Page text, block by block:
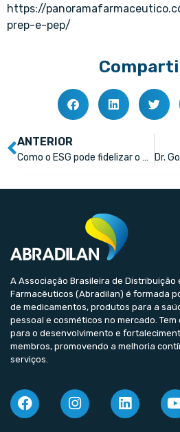
https://
prep-e-pep/
ANTERIOR
Como o ESG pode fidelizar o cliente
A Associação Brasileira de Distribuição
Farmacêuticos (Abradilan) é formada
de medicamentos, produtos para a
pessoal e cosméticos no mercado.
para o desenvolvimento e
membros, promovendo a melhoria
serviços.